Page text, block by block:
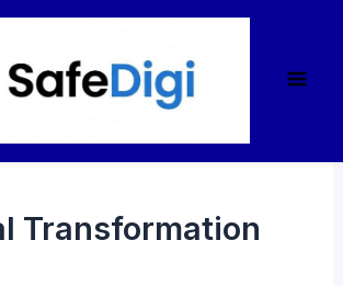
Transformation